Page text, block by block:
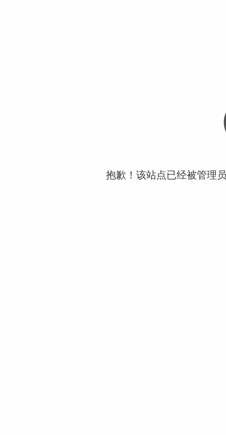
抱歉！该站点已经被管理